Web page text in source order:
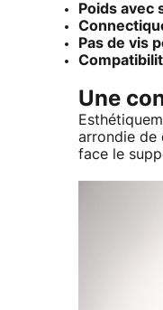
Poids avec
Pas de vis
Une
arrondie de
face le